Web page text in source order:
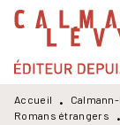
MENU
PIED DE PAGE
Accueil •
Romans étrangers
•